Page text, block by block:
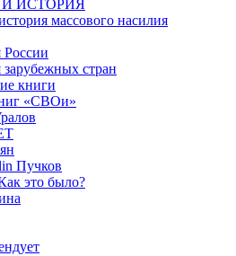
ИСТОРИЯ
массового насилия
России
стран
книги
«СВОи»
Пучков
это было?